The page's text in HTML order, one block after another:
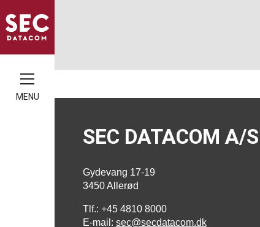
MENU
SEC DATACOM A/S
Gydevang 17-19
3450 Allerød
Tlf.: +45 4810 8000
E-mail: sec@secdatacom.dk